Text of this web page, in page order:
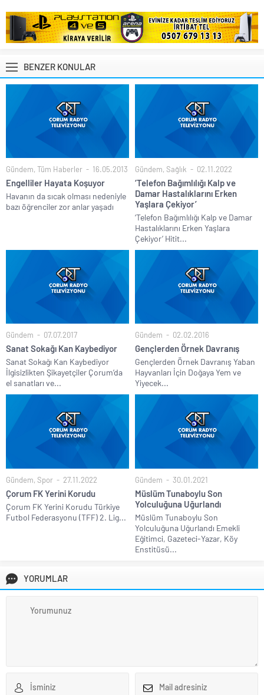
BENZER KONULAR
Gündem, Tüm Haberler 16.05.2013
Engelliler Hayata Koşuyor
Havanın da sıcak olması nedeniyle
bazı öğrenciler zor anlar yaşadı
Gündem, Sağlık 02.11.2022
‘Telefon Bağımlılığı Kalp ve
Damar Hastalıklarını Erken
Yaşlara Çekiyor’
‘Telefon Bağımlılığı Kalp ve Damar
Hastalıklarını Erken Yaşlara
Çekiyor’ Hitit...
Gündem 07.07.2017
Sanat Sokağı Kan Kaybediyor
Sanat Sokağı Kan Kaybediyor
İlgisizlikten Şikayetçiler Çorum’da
el sanatları ve...
Gündem 02.02.2016
Gençlerden Örnek Davranış
Gençlerden Örnek Davranış Yaban
Hayvanları İçin Doğaya Yem ve
Yiyecek...
Gündem, Spor 27.11.2022
Çorum FK Yerini Korudu
Çorum FK Yerini Korudu Türkiye
Futbol Federasyonu (TFF) 2. Lig...
Gündem 30.01.2021
Müslüm Tunaboylu Son
Yolculuğuna Uğurlandı
Müslüm Tunaboylu Son
Yolculuğuna Uğurlandı Emekli
Eğitimci, Gazeteci-Yazar, Köy
Enstitüsü...
YORUMLAR